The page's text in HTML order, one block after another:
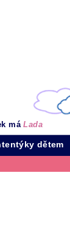
máLada
dětem